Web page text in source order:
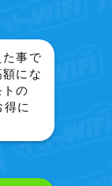
事で
にな
の
に